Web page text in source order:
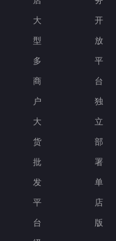
大
型
多
商
户
大
货
批
发
平
台
开
放
平
台
独
立
部
署
单
店
版